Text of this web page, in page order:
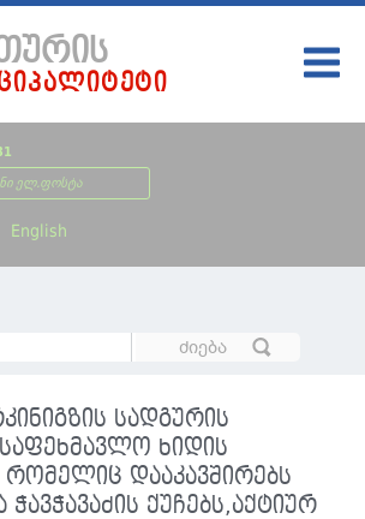
English
სადგურის
ხიდის
დააკავშირებს
ქუჩებს,აქტიურ